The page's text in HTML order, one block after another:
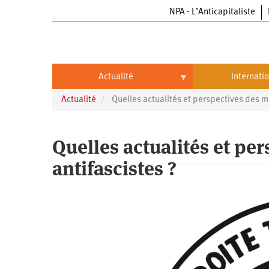
NPA - L’Anticapitaliste
Actualité
Actualité
Entreprises
Entreprises
Oppressions
International
Chine
Continents
Afrique
Actualité Quelles actualités et perspectives des
Quelles actualités et
antifascistes ?